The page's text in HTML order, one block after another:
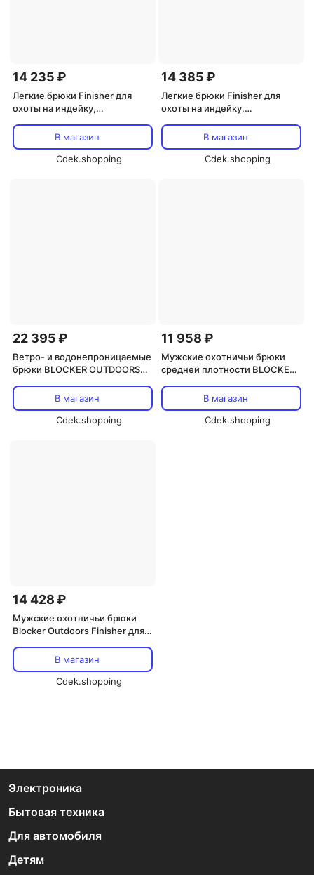
14 235 ₽
Легкие брюки Finisher для
охоты на индейку,
запаха, эластичные,
камуфляжные BLOCKER
OUTDOORS, Mo Bottomland
В магазин
Cdek.shopping
14 385 ₽
Легкие брюки Finisher для
охоты на индейку,
запаха, эластичные,
камуфляжные BLOCKER
OUTDOORS, зеленый
В магазин
Cdek.shopping
22 395 ₽
Ветро- и водонепроницаемые
брюки BLOCKER OUTDOORS
В магазин
Cdek.shopping
11 958 ₽
Мужские охотничьи брюки
средней плотности BLOCKER
флисовой подкладкой,
водоотталкивающие и с
технологией контроля запаха
В магазин
Cdek.shopping
14 428 ₽
Мужские охотничьи брюки
Blocker Outdoors Finisher для
В магазин
Cdek.shopping
Электроника
Бытовая техника
Для автомобиля
Детям